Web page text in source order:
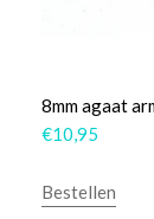
8mm agaat
€10,95
Bestellen